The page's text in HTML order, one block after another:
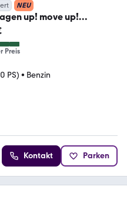
NEU
up! move up!
Stopp /SHZ/1HAND/
Preis
PS) • Benzin
Kontakt Parken